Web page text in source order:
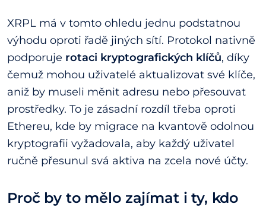
XRPL má v tomto ohledu jednu podstatnou
výhodu oproti řadě jiných sítí. Protokol nativně
podporuje rotaci kryptografických klíčů, díky
čemuž mohou uživatelé aktualizovat své klíče,
aniž by museli měnit adresu nebo přesouvat
prostředky. To je zásadní rozdíl třeba oproti
Ethereu, kde by migrace na kvantově odolnou
kryptografii vyžadovala, aby každý uživatel
ručně přesunul svá aktiva na zcela nové účty.
Proč by to mělo zajímat i ty, kdo